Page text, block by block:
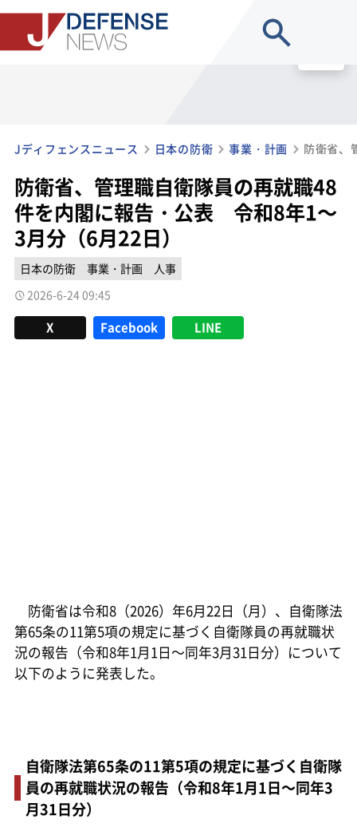
Jディフェンスニュース 日本の防衛 事業・計画
防衛省、管理職自衛隊員の再就職48
件を内閣に報告・公表 令和8年1～
3月分（6月22日）
日本の防衛 事業・計画
人事
2026-6-24 09:45
X Facebook LINE
防衛省は令和8（2026）年6月22日（月）、自衛隊法
第65条の11第5項の規定に基づく自衛隊員の再就職状
況の報告（令和8年1月1日～同年3月31日分）について
以下のように発表した。
自衛隊法第65条の11第5項の規定に基づく自衛隊
員の再就職状況の報告（令和8年1月1日～同年3
月31日分）